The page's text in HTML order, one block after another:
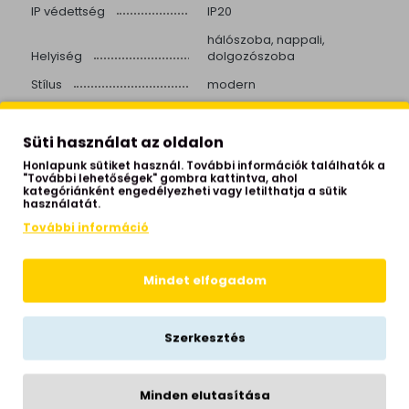
IP védettség IP20
Helyiség
hálószoba, nappali,
dolgozószoba
Stílus
modern
Hálózati feszültség
230 Volt
Garancia
1 év
Gyártói honlap
www.ideal-lux.com
Süti használat az oldalon
Honlapunk sütiket használ. További információk találhatók a
"További lehetőségek" gombra kattintva, ahol
kategóriánként engedélyezheti vagy letilthatja a sütik
használatát.
További információ
Mindet elfogadom
Szerkesztés
Minden elutasítása